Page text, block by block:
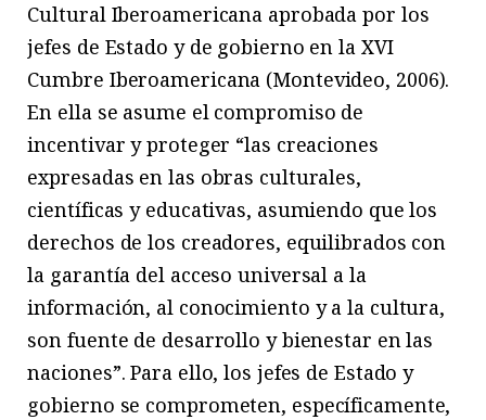
Cultural Iberoamericana aprobada por los
jefes de Estado y de gobierno en la XVI
Cumbre Iberoamericana (Montevideo, 2006).
En ella se asume el compromiso de
incentivar y proteger “las creaciones
expresadas en las obras culturales,
científicas y educativas, asumiendo que los
derechos de los creadores, equilibrados con
la garantía del acceso universal a la
información, al conocimiento y a la cultura,
son fuente de desarrollo y bienestar en las
naciones”. Para ello, los jefes de Estado y
gobierno se comprometen, específicamente,